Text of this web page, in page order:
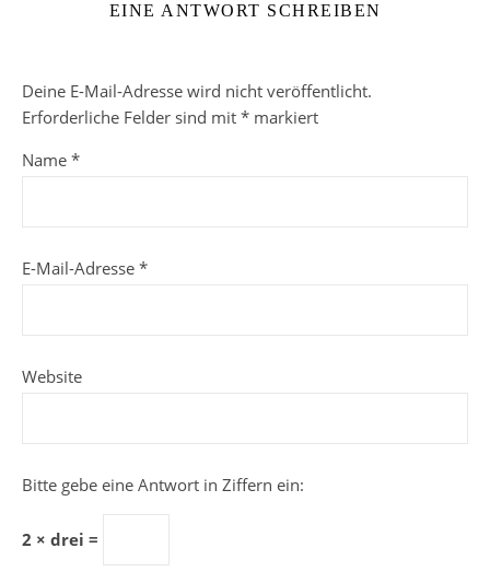
EINE ANTWORT SCHREIBEN
Deine E-Mail-Adresse wird nicht veröffentlicht.
Erforderliche Felder sind mit * markiert
Name *
E-Mail-Adresse *
Website
Bitte gebe eine Antwort in Ziffern ein:
2 × drei =